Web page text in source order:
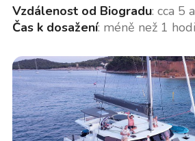
Vzdálenost od Biogradu: cca 5
Čas k dosažení: méně než 1